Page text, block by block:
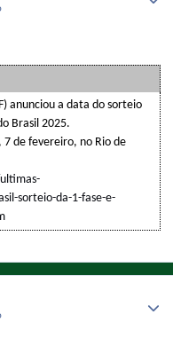
anunciou a data do sorteio
Brasil 2025.
de fevereiro, no Rio de
sorteio-da-1-fase-e-